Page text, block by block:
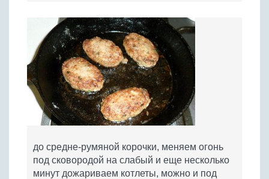
до средне-румяной корочки, меняем огонь
под сковородой на слабый и еще несколько
минут дожариваем котлеты, можно и под